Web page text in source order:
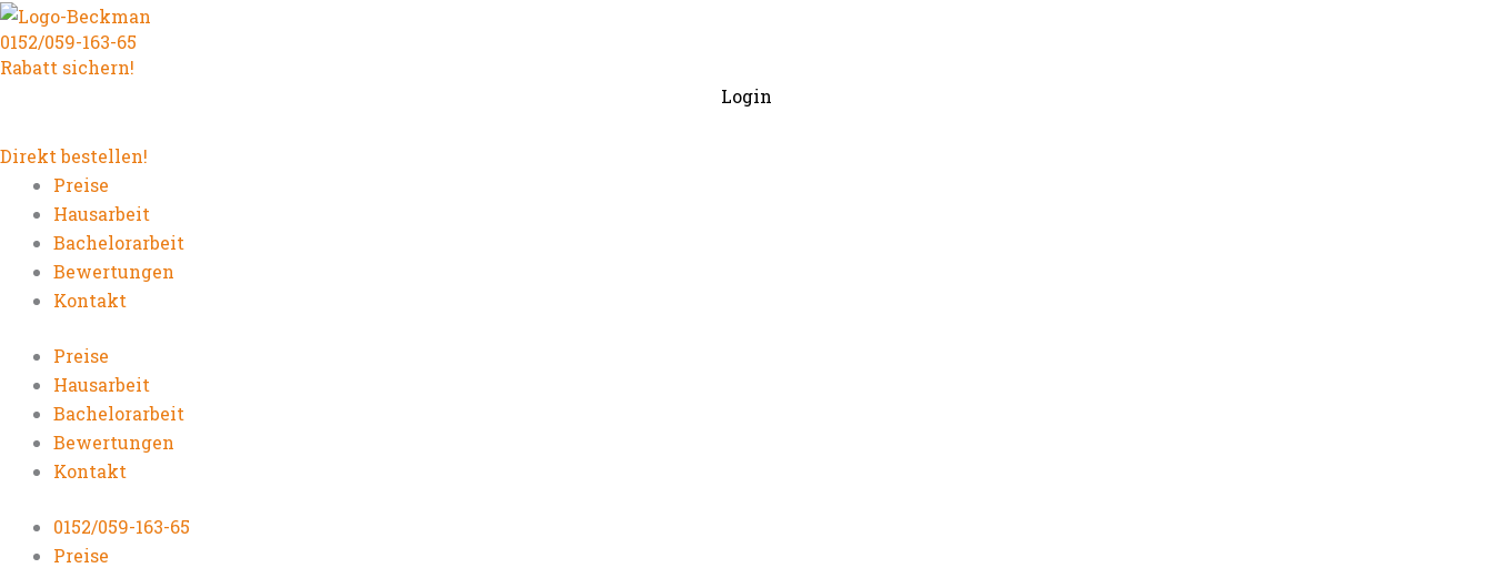
Zum
Inhalt
springen
0152/059-163-65
Rabatt sichern!
Login
Direkt bestellen!
Preise
Hausarbeit
Bachelorarbeit
Bewertungen
Kontakt
Preise
Hausarbeit
Bachelorarbeit
Bewertungen
Kontakt
0152/059-163-65
Preise